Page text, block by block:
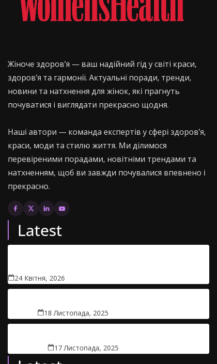
Жіноче здоров’я — ваш надійний гід у світі краси,
здоров’я та гармонії. Актуальні поради, тренди,
новини та натхнення для жінок, які прагнуть
почуватися і виглядати прекрасно щодня.
Наші автори — команда експертів у сфері здоров’я,
краси, моди та стилю життя. Ми ділимося
перевіреними порадами, новітніми трендами та
натхненням, щоб ви завжди почувалися впевнено і
прекрасно.
Latest
24 Квітня, 2026
18 Листопада, 2025
17 Листопада, 2025